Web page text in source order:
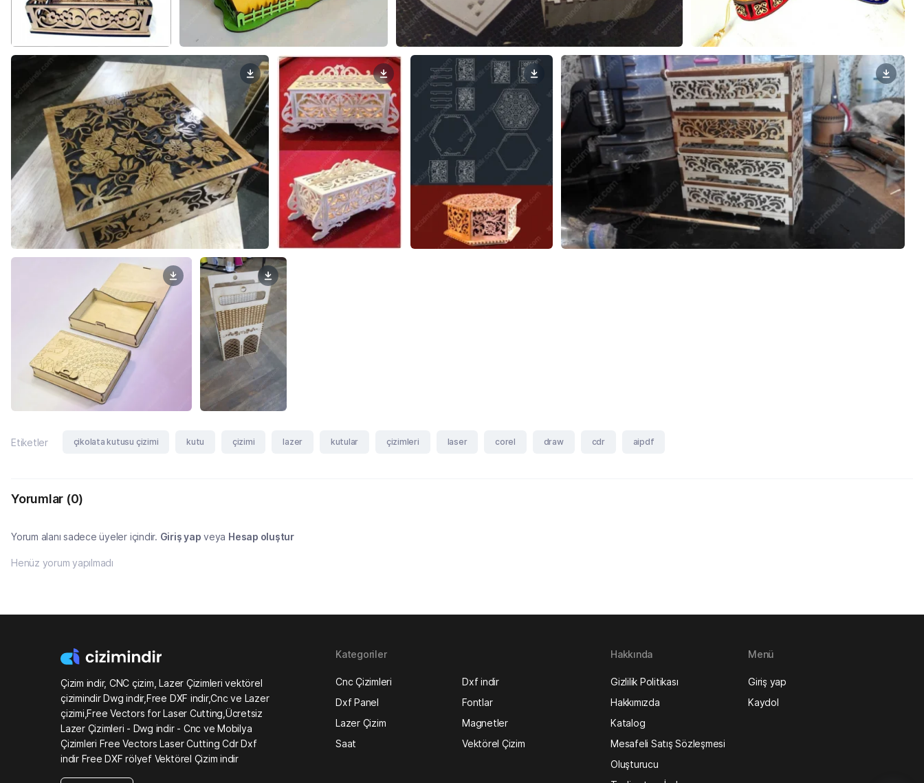
Etiketler çikolata kutusu çizimi kutu çizimi lazer kutular çizimleri laser corel draw cdr aipdf
Yorumlar (0)
Yorum alanı sadece üyeler içindir. Giriş yap veya Hesap oluştur
Henüz yorum yapılmadı
Çizim indir, CNC çizim, Lazer Çizimleri vektörel
çizimindir Dwg indir,Free DXF indir,Cnc ve Lazer
çizimi,Free Vectors for Laser Cutting,Ücretsiz
Lazer Çizimleri - Dwg indir - Cnc ve Mobilya
Çizimleri Free Vectors Laser Cutting Cdr Dxf
indir Free DXF rölyef Vektörel Çizim indir
Kategoriler
Cnc Çizimleri
Dxf indir
Dxf Panel
Fontlar
Lazer Çizim
Magnetler
Saat
Vektörel Çizim
Hakkında
Gizlilik Politikası
Hakkımızda
Katalog
Mesafeli Satış Sözleşmesi
Oluşturucu
Menü
Giriş yap
Kaydol